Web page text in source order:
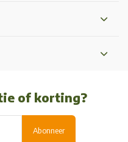
of korting?
Abonneer